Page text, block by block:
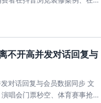
不开高并发对话回复与
对话回复与会员数据同步 文
唱会门票秒空、体育赛事抢票